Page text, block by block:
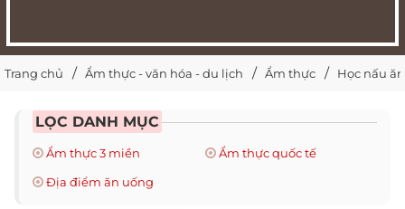
Trang chủ Ẩm thực - văn hóa - du lịch Ẩm thực Học nấu ăn
LỌC DANH MỤC
Ẩm thực 3 miền
Ẩm thực quốc tế
Địa điểm ăn uống